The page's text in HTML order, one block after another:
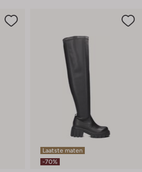
Laatste maten
-70%